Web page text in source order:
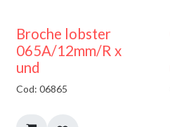
Broche lobster
065A/12mm/R x
und
Cod: 06865